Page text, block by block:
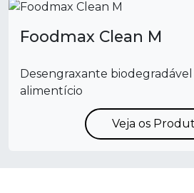
Foodmax Clean M
Desengraxante
alimentício
Veja os